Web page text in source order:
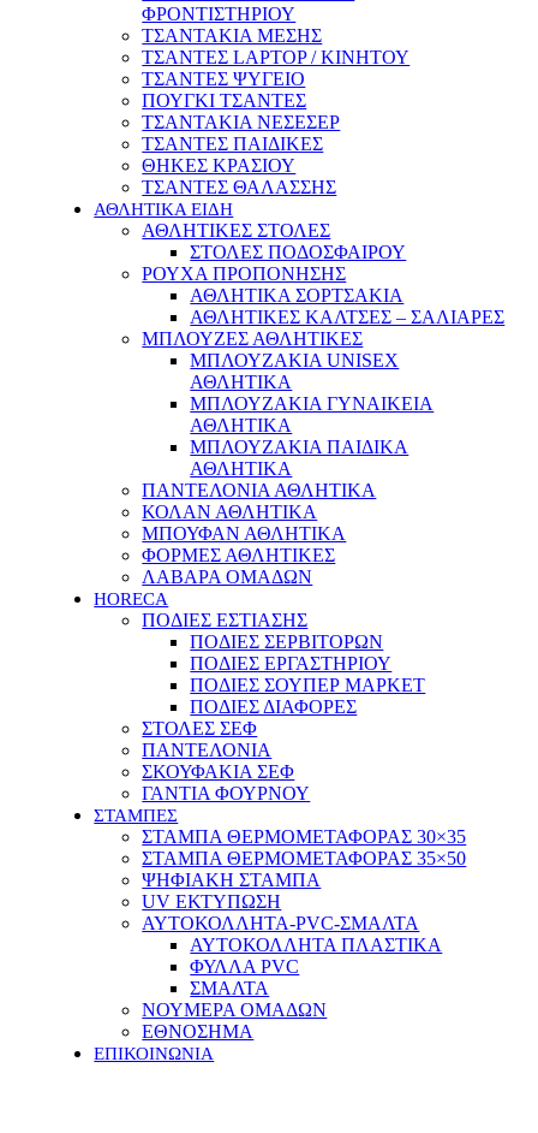
ΦΡΟΝΤΙΣΤΗΡΙΟΥ
ΤΣΑΝΤΑΚΙΑ ΜΕΣΗΣ
ΤΣΑΝΤΕΣ LAPTOP / ΚΙΝΗΤΟΥ
ΤΣΑΝΤΕΣ ΨΥΓΕΙΟ
ΠΟΥΓΚΙ ΤΣΑΝΤΕΣ
ΤΣΑΝΤΑΚΙΑ ΝΕΣΕΣΕΡ
ΤΣΑΝΤΕΣ ΠΑΙΔΙΚΕΣ
ΘΗΚΕΣ ΚΡΑΣΙΟΥ
ΤΣΑΝΤΕΣ ΘΑΛΑΣΣΗΣ
ΑΘΛΗΤΙΚΑ ΕΙΔΗ
ΑΘΛΗΤΙΚΕΣ ΣΤΟΛΕΣ
ΣΤΟΛΕΣ ΠΟΔΟΣΦΑΙΡΟΥ
ΡΟΥΧΑ ΠΡΟΠΟΝΗΣΗΣ
ΑΘΛΗΤΙΚΑ ΣΟΡΤΣΑΚΙΑ
ΑΘΛΗΤΙΚΕΣ ΚΑΛΤΣΕΣ – ΣΑΛΙΑΡΕΣ
ΜΠΛΟΥΖΕΣ ΑΘΛΗΤΙΚΕΣ
ΜΠΛΟΥΖΑΚΙΑ UNISEX
ΑΘΛΗΤΙΚΑ
ΜΠΛΟΥΖΑΚΙΑ ΓΥΝΑΙΚΕΙΑ
ΑΘΛΗΤΙΚΑ
ΜΠΛΟΥΖΑΚΙΑ ΠΑΙΔΙΚΑ
ΑΘΛΗΤΙΚΑ
ΠΑΝΤΕΛΟΝΙΑ ΑΘΛΗΤΙΚΑ
ΚΟΛΑΝ ΑΘΛΗΤΙΚΑ
ΜΠΟΥΦΑΝ ΑΘΛΗΤΙΚΑ
ΦΟΡΜΕΣ ΑΘΛΗΤΙΚΕΣ
ΛΑΒΑΡΑ ΟΜΑΔΩΝ
HORECA
ΠΟΔΙΕΣ ΕΣΤΙΑΣΗΣ
ΠΟΔΙΕΣ ΣΕΡΒΙΤΟΡΩΝ
ΠΟΔΙΕΣ ΕΡΓΑΣΤΗΡΙΟΥ
ΠΟΔΙΕΣ ΣΟΥΠΕΡ ΜΑΡΚΕΤ
ΠΟΔΙΕΣ ΔΙΑΦΟΡΕΣ
ΣΤΟΛΕΣ ΣΕΦ
ΠΑΝΤΕΛΟΝΙΑ
ΣΚΟΥΦΑΚΙΑ ΣΕΦ
ΓΑΝΤΙΑ ΦΟΥΡΝΟΥ
ΣΤΑΜΠΕΣ
ΣΤΑΜΠΑ ΘΕΡΜΟΜΕΤΑΦΟΡΑΣ 30×35
ΣΤΑΜΠΑ ΘΕΡΜΟΜΕΤΑΦΟΡΑΣ 35×50
ΨΗΦΙΑΚΗ ΣΤΑΜΠΑ
UV ΕΚΤΥΠΩΣΗ
ΑΥΤΟΚΟΛΛΗΤΑ-PVC-ΣΜΑΛΤΑ
ΑΥΤΟΚΟΛΛΗΤΑ ΠΛΑΣΤΙΚΑ
ΦΥΛΛΑ PVC
ΣΜΑΛΤΑ
ΝΟΥΜΕΡΑ ΟΜΑΔΩΝ
ΕΘΝΟΣΗΜΑ
ΕΠΙΚΟΙΝΩΝΙΑ